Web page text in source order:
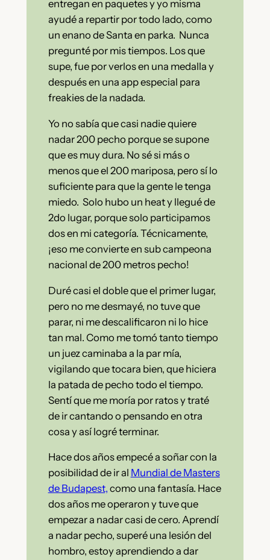
entregan en paquetes y yo misma
ayudé a repartir por todo lado, como
un enano de Santa en parka. Nunca
pregunté por mis tiempos. Los que
supe, fue por verlos en una medalla y
después en una app especial para
freakies de la nadada.
Yo no sabía que casi nadie quiere
nadar 200 pecho porque se supone
que es muy dura. No sé si más o
menos que el 200 mariposa, pero sí lo
suficiente para que la gente le tenga
miedo. Solo hubo un heat y llegué de
2do lugar, porque solo participamos
dos en mi categoría. Técnicamente,
¡eso me convierte en sub campeona
nacional de 200 metros pecho!
Duré casi el doble que el primer lugar,
pero no me desmayé, no tuve que
parar, ni me descalificaron ni lo hice
tan mal. Como me tomó tanto tiempo
un juez caminaba a la par mía,
vigilando que tocara bien, que hiciera
la patada de pecho todo el tiempo.
Sentí que me moría por ratos y traté
de ir cantando o pensando en otra
cosa y así logré terminar.
Hace dos años empecé a soñar con la
posibilidad de ir al Mundial de Masters
de Budapest, como una fantasía. Hace
dos años me operaron y tuve que
empezar a nadar casi de cero. Aprendí
a nadar pecho, superé una lesión del
hombro, estoy aprendiendo a dar